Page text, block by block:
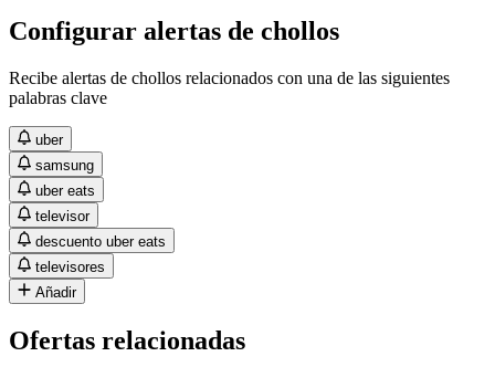
Configurar alertas de chollos
Recibe alertas de chollos relacionados con una de las siguientes
palabras clave
uber
samsung
uber eats
televisor
descuento uber eats
televisores
Añadir
Ofertas relacionadas